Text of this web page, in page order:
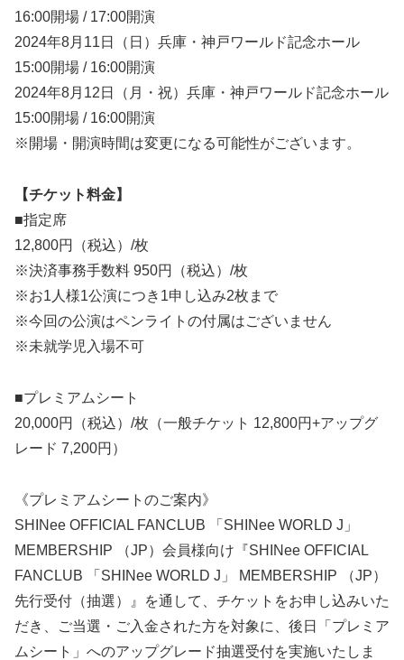
16:00開場 / 17:00開演
2024年8月11日（日）兵庫・神戸ワールド記念ホール
15:00開場 / 16:00開演
2024年8月12日（月・祝）兵庫・神戸ワールド記念ホール
15:00開場 / 16:00開演
※開場・開演時間は変更になる可能性がございます。
【チケット料金】
■指定席
12,800円（税込）/枚
※決済事務手数料 950円（税込）/枚
※お1人様1公演につき1申し込み2枚まで
※今回の公演はペンライトの付属はございません
※未就学児⼊場不可
■プレミアムシート
20,000円（税込）/枚（一般チケット 12,800円+アップグ
レード 7,200円）
《プレミアムシートのご案内》
SHINee OFFICIAL FANCLUB 「SHINee WORLD J」
MEMBERSHIP （JP）会員様向け『SHINee OFFICIAL
FANCLUB 「SHINee WORLD J」 MEMBERSHIP （JP）
先行受付（抽選）』を通して、チケットをお申し込みいた
だき、ご当選・ご入金された方を対象に、後日「プレミア
ムシート」へのアップグレード抽選受付を実施いたしま